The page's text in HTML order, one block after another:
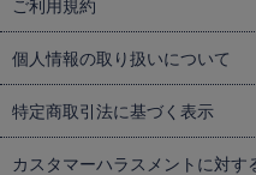
ご利用規約
個人情報の取り扱いについて
特定商取引法に基づく表示
カスタマーハラスメントに対す